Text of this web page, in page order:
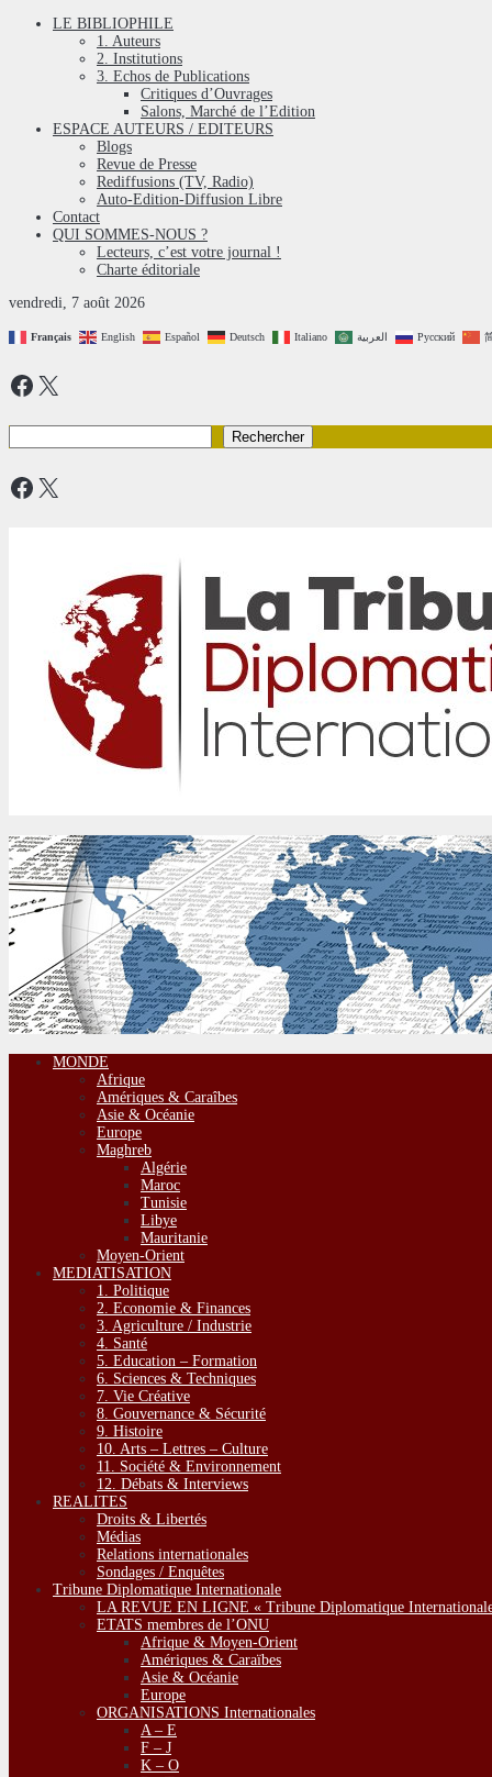
LE BIBLIOPHILE
1. Auteurs
2. Institutions
3. Echos de Publications
Critiques d’Ouvrages
Salons, Marché de l’Edition
ESPACE AUTEURS / EDITEURS
Blogs
Revue de Presse
Rediffusions (TV, Radio)
Auto-Edition-Diffusion Libre
Contact
QUI SOMMES-NOUS ?
Lecteurs, c’est votre journal !
Charte éditoriale
vendredi, 7 août 2026
Français English Español Deutsch Italiano العربية Русский
Facebook
X
Rechercher
Facebook
X
La Tribune Diplomatique Internationale
Dialoguer pour agir ensemble
MONDE
Afrique
Amériques & Caraîbes
Asie & Océanie
Europe
Maghreb
Algérie
Maroc
Tunisie
Libye
Mauritanie
Moyen-Orient
MEDIATISATION
1. Politique
2. Economie & Finances
3. Agriculture / Industrie
4. Santé
5. Education – Formation
6. Sciences & Techniques
7. Vie Créative
8. Gouvernance & Sécurité
9. Histoire
10. Arts – Lettres – Culture
11. Société & Environnement
12. Débats & Interviews
REALITES
Droits & Libertés
Médias
Relations internationales
Sondages / Enquêtes
Tribune Diplomatique Internationale
LA REVUE EN LIGNE « Tribune Diplomatique
ETATS membres de l’ONU
Afrique & Moyen-Orient
Amériques & Caraïbes
Asie & Océanie
Europe
ORGANISATIONS Internationales
A – E
F – J
K – O